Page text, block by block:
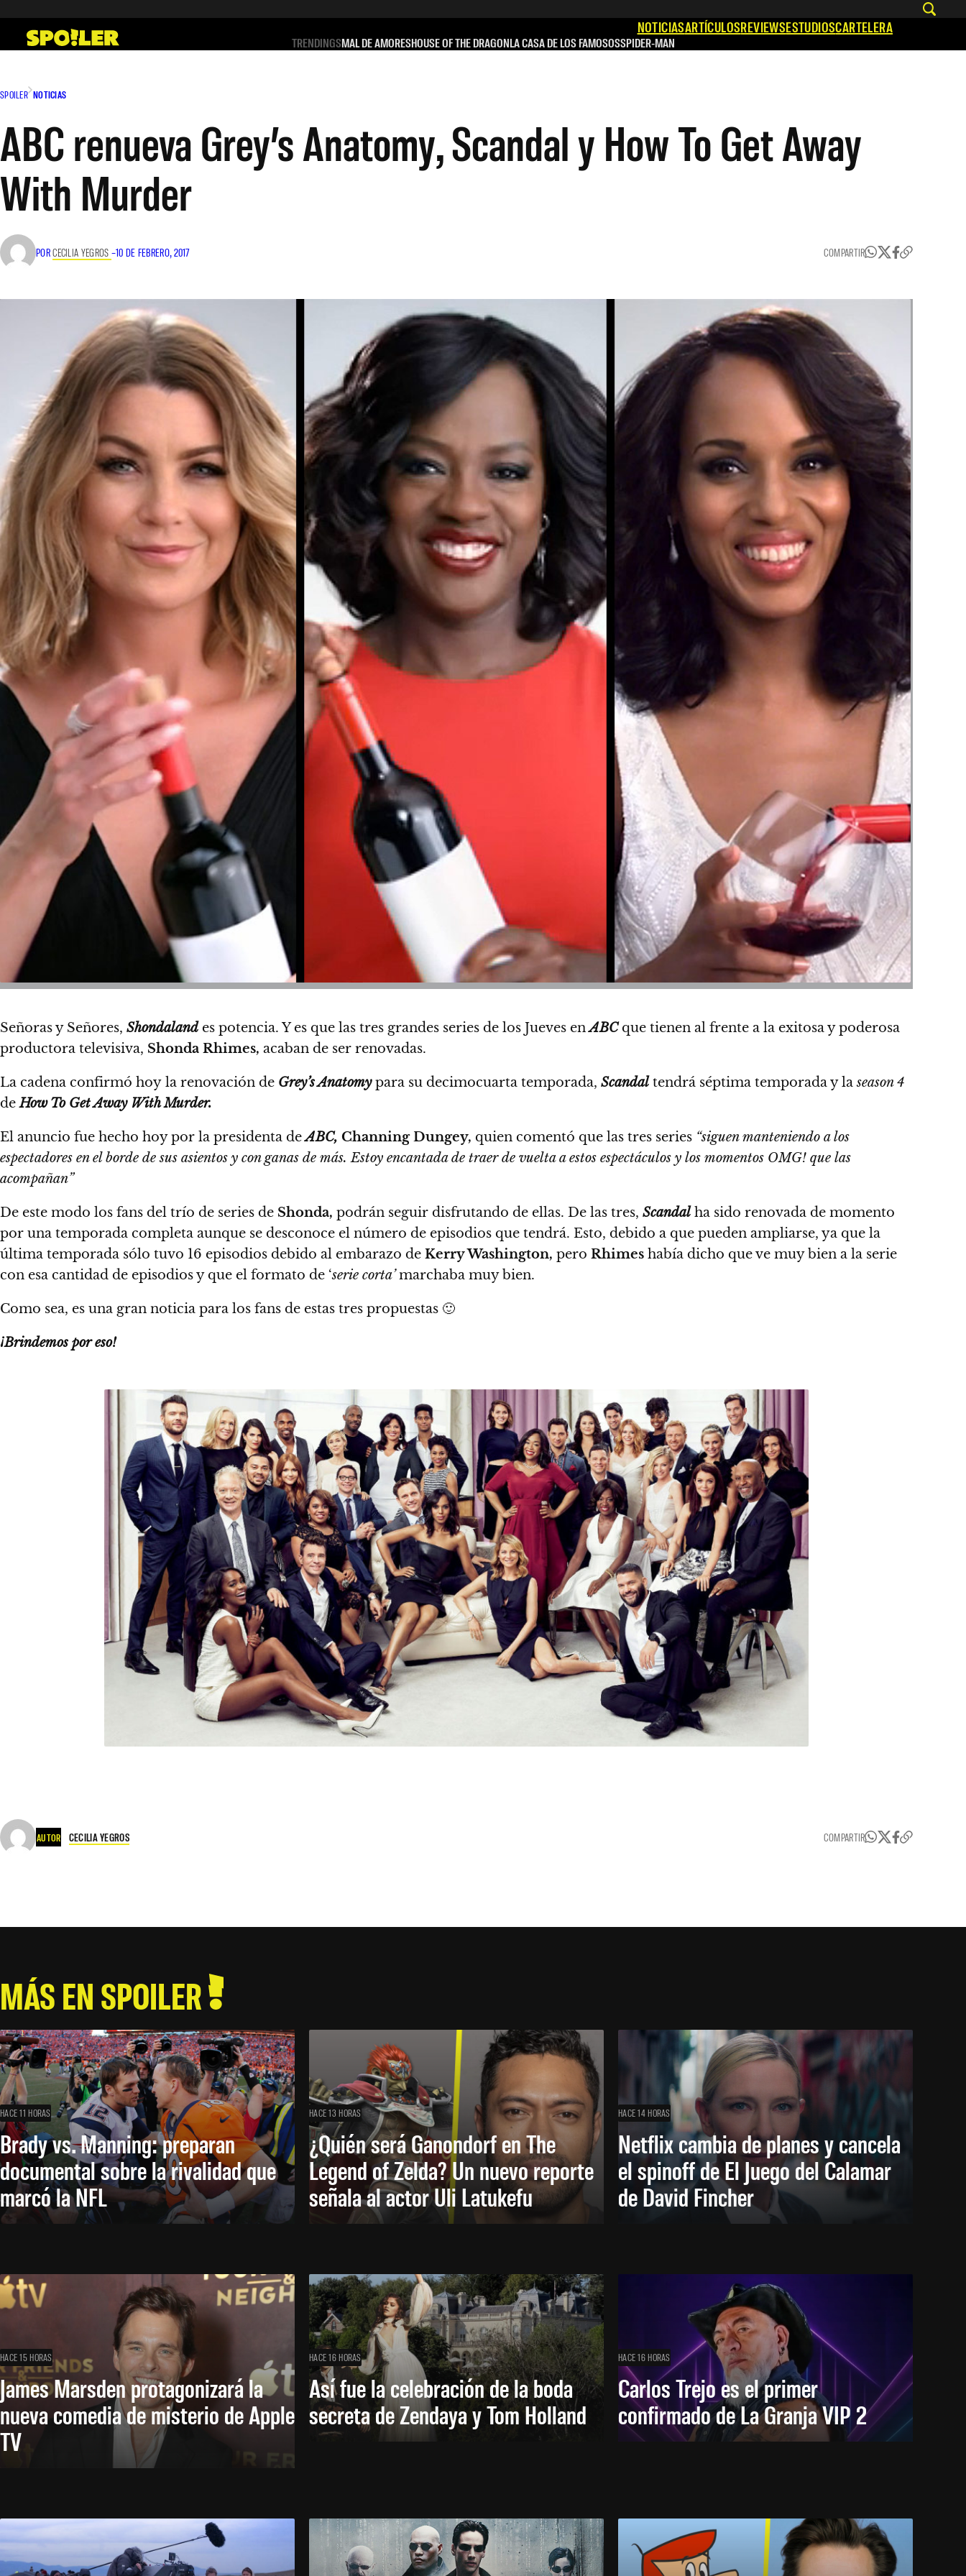
contenido
NOTICIASARTÍCULOSREVIEWSESTUDIOSCARTELERA
TRENDINGSMAL DE AMORESHOUSE OF THE DRAGONLA CASA DE LOS FAMOSOSSPIDER-MAN
SPOILER NOTICIAS
ABC renueva Grey’s Anatomy, Scandal y How To Get Away
With Murder
PORCECILIA YEGROS –10 DE FEBRERO, 2017 COMPARTIR
Señoras y Señores, Shondalandes potencia. Y es que las tres grandes series de los Jueves enABCque tienen al frente a la exitosa y poderosa
productora televisiva, Shonda Rhimes, acaban de ser renovadas.
La cadena confirmó hoy la renovación de Grey’s Anatomypara su decimocuarta temporada, Scandaltendrá séptima temporada y laseason 4
deHow To Get Away With Murder.
El anuncio fue hecho hoy por la presidenta deABC, Channing Dungey, quien comentó que las tres series “siguen manteniendo a los
espectadores en el borde de sus asientos y con ganas de más. Estoy encantada de traer de vuelta a estos espectáculos y los momentos OMG! que las
acompañan”
De este modo los fans del trío de series de Shonda, podrán seguir disfrutando de ellas. De las tres, Scandalha sido renovada de momento
por una temporada completa aunque se desconoce el número de episodios que tendrá. Esto, debido a que pueden ampliarse, ya que la
última temporada sólo tuvo 16 episodios debido al embarazo de Kerry Washington, pero Rhimes había dicho que ve muy bien a la serie
con esa cantidad de episodios y que el formato de ‘serie corta’marchaba muy bien.
Como sea, es una gran noticia para los fans de estas tres propuestas 🙂
¡Brindemos por eso!
AUTOR CECILIA YEGROS COMPARTIR
MÁS EN SPOILER
HACE 11 HORAS
Brady vs. Manning: preparan
documental sobre la rivalidad que
marcó la NFL
HACE 13 HORAS
¿Quién será Ganondorf en The
Legend of Zelda? Un nuevo reporte
señala al actor Uli Latukefu
HACE 14 HORAS
Netflix cambia de planes y cancela
el spinoff de El Juego del Calamar
de David Fincher
HACE 15 HORAS
James Marsden protagonizará la
nueva comedia de misterio de Apple
TV
HACE 16 HORAS
Así fue la celebración de la boda
secreta de Zendaya y Tom Holland
HACE 16 HORAS
Carlos Trejo es el primer
confirmado de La Granja VIP 2